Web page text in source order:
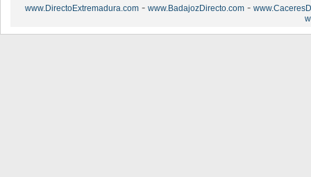
www.DirectoExtremadura.com - www.BadajozDirecto.com -